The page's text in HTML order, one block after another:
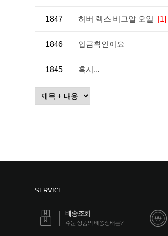
1847 허버 렉스 비그알 오일 [1]
1846 입금확인이요
1845 혹시...
SERVICE
배송조회
주문 상품의 배송상태는?